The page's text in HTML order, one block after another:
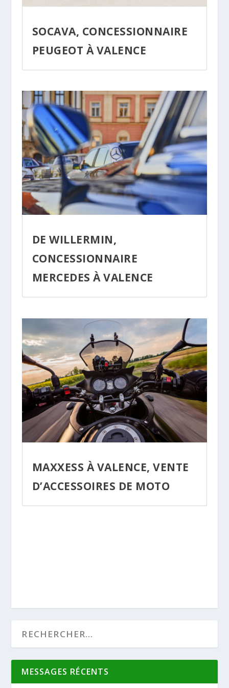
SOCAVA, CONCESSIONNAIRE
PEUGEOT À VALENCE
DE WILLERMIN,
CONCESSIONNAIRE
MERCEDES À VALENCE
MAXXESS À VALENCE, VENTE
D’ACCESSOIRES DE MOTO
MESSAGES RÉCENTS